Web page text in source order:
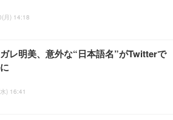
月) 14:18
レ明美、意外な“日本語名”がTwitterで
) 16:41